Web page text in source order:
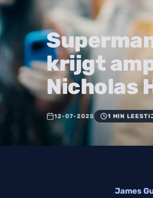
krijgt
Nicholas
12-07-2025 1 MIN
James